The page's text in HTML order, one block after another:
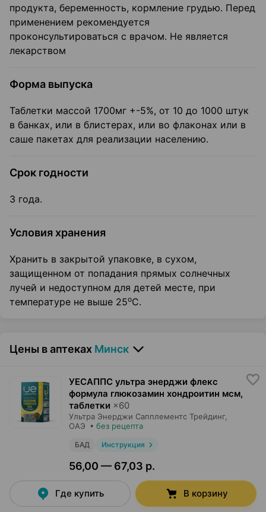
продукта, беременность, кормление грудью. Перед
применением рекомендуется
проконсультироваться с врачом. Не является
лекарством
Форма выпуска
Таблетки массой 1700мг +-5%, от 10 до 1000 штук
в банках, или в блистерах, или во флаконах или в
саше пакетах для реализации населению.
Срок годности
3 года.
Условия хранения
Хранить в закрытой упаковке, в сухом,
защищенном от попадания прямых солнечных
лучей и недоступном для детей месте, при
температуре не выше 25оС.
Цены в аптеках Минск
УЕСАППС ультра энерджи флекс
формула глюкозамин хондроитин мсм,
таблетки ×60
Ультра Энерджи Сапплементс Трейдинг,
ОАЭ • без рецепта
БАД Инструкция
56,00 — 67,03 р.
Где купить В корзину